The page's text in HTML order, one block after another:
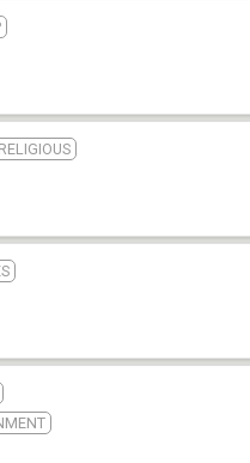
RELIGIOUS